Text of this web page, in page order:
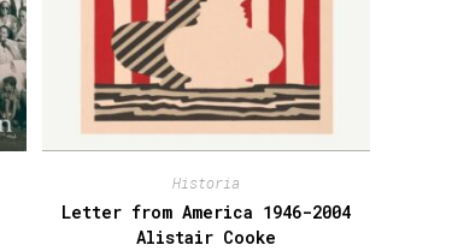
Historia
Letter from America 1946-2004
Alistair Cooke